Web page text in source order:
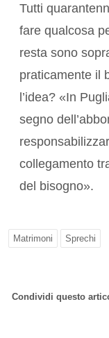
Tutti
fare qualcosa
resta sono
praticamente il
l’idea? «In
segno
collegamento
del bisogno».
Matrimoni Sprechi
Condividi questo